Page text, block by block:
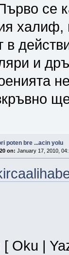
се
в
и
poten bre ...acin yolu
on: January 17, 2010,
Oku |